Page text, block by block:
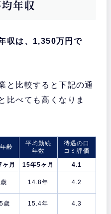
年収
収は、1,350万円で
と比較すると下記の通
比べても高くなりま
齢
平均勤続
年数
待遇の口
コミ評価
ヶ月 15年5ヶ月
4.1
14.8年 4.2
歳 15.4年 4.3